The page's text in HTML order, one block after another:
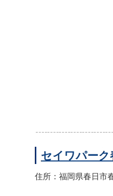
セイワパーク
住所：福岡県春日